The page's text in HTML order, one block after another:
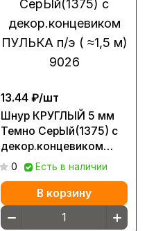
13.44 ₽/шт
Шнур КРУГЛЫЙ 5 мм
Темно СерЫй(1375) с
декор.концевиком
ПУЛЬКА п/э ( ≈1,5 м)
0 Есть в наличии
В корзину